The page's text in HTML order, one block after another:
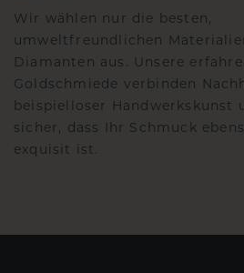
Wir wählen nur die besten,
umweltfreundlichen
Diamanten aus. Unsere
Goldschmiede verbinden
beispielloser Handwerkskunst
sicher, dass Ihr Schmuck
exquisit ist.